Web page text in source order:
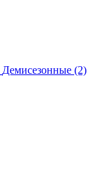
Демисезонные (2)